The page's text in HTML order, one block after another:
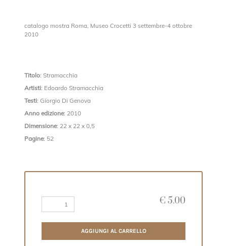
catalogo mostra Roma, Museo Crocetti 3 settembre-4 ottobre
2010
Titolo: Stramacchia
Artisti: Edoardo Stramacchia
Testi: Giorgio Di Genova
Anno edizione: 2010
Dimensione: 22 x 22 x 0,5
Pagine: 52
€ 5.00
AGGIUNGI AL CARRELLO